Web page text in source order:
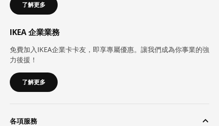
了解更多
IKEA 企業業務
免費加入IKEA企業卡卡友，即享專屬優惠。讓我們成為你事業的強
力後援！
了解更多
各項服務